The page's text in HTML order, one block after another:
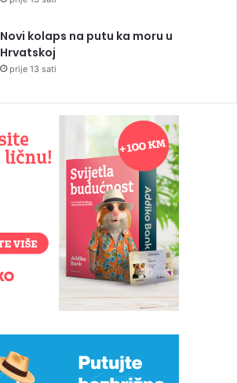
Novi kolaps na putu ka moru u
Hrvatskoj
prije 13 sati